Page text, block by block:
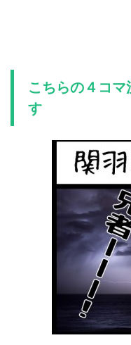
こちらの４コ
す